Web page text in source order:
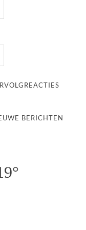
BERICHTEN